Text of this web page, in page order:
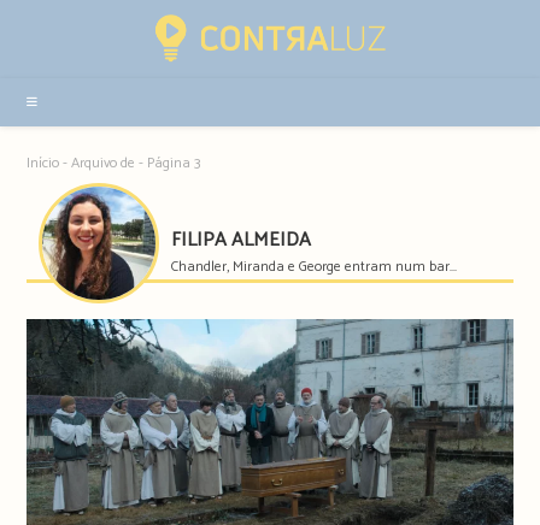
sidebar
Início-Arquivo de - Página 3
FILIPA ALMEIDA
Chandler, Miranda e George entram num bar...